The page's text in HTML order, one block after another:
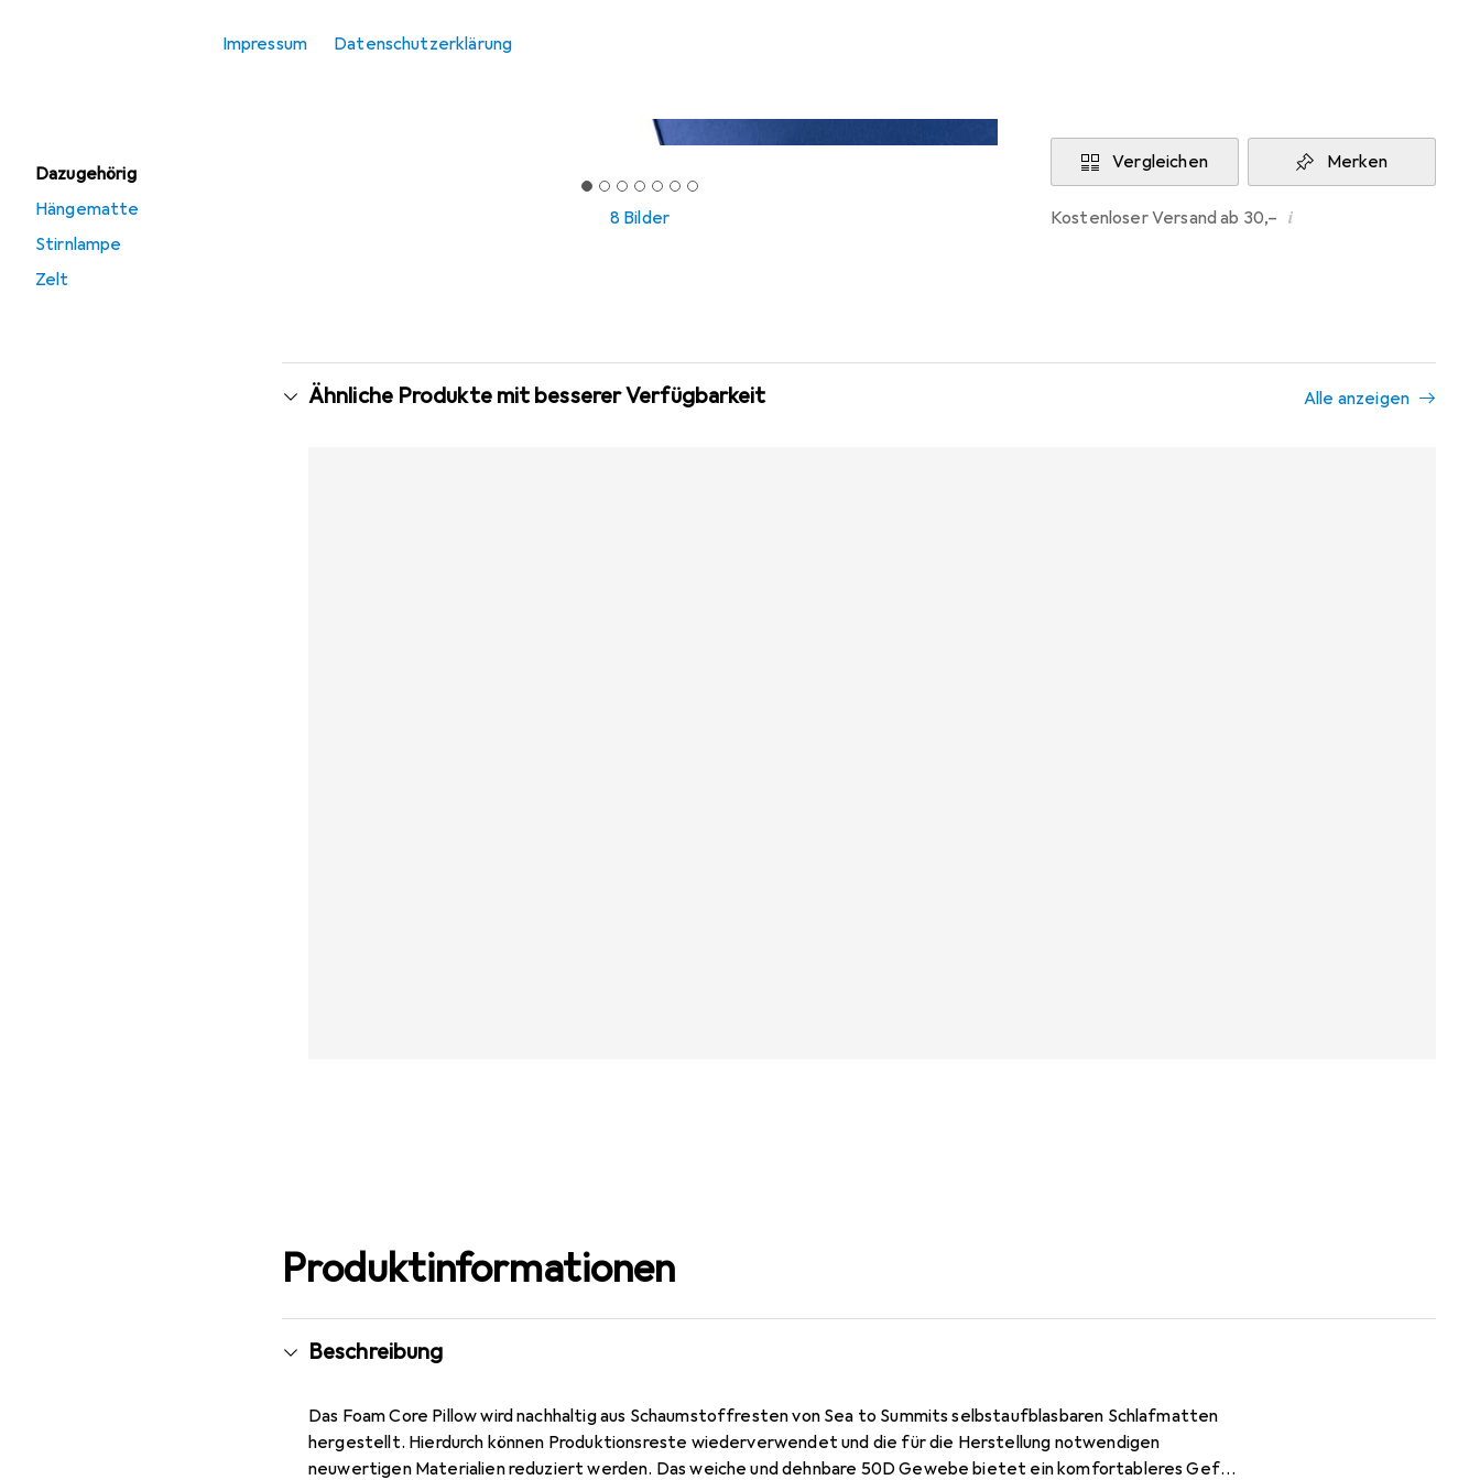
Impressum Datenschutzerklärung
Dazugehörig
Hängematte
Stirnlampe
Zelt
8 Bilder
Vergleichen Merken
Kostenloser Versand ab 30,– i
Ähnliche Produkte mit besserer Verfügbarkeit Alle anzeigen
Produktinformationen
Beschreibung
Das Foam Core Pillow wird nachhaltig aus Schaumstoffresten von Sea to Summits selbstaufblasbaren Schlafmatten
hergestellt. Hierdurch können Produktionsreste wiederverwendet und die für die Herstellung notwendigen
neuwertigen Materialien reduziert werden. Das weiche und dehnbare 50D Gewebe bietet ein komfortableres Gefühl